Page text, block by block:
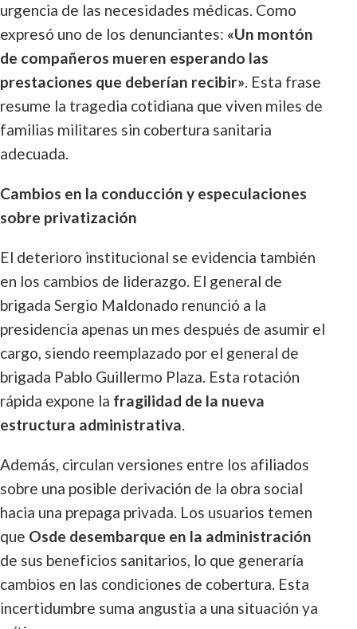
urgencia de las necesidades médicas. Como
expresó uno de los denunciantes: «Un montón
de compañeros mueren esperando las
prestaciones que deberían recibir». Esta frase
resume la tragedia cotidiana que viven miles de
familias militares sin cobertura sanitaria
adecuada.
Cambios en la conducción y especulaciones
sobre privatización
El deterioro institucional se evidencia también
en los cambios de liderazgo. El general de
brigada Sergio Maldonado renunció a la
presidencia apenas un mes después de asumir el
cargo, siendo reemplazado por el general de
brigada Pablo Guillermo Plaza. Esta rotación
rápida expone la fragilidad de la nueva
estructura administrativa.
Además, circulan versiones entre los afiliados
sobre una posible derivación de la obra social
hacia una prepaga privada. Los usuarios temen
que Osde desembarque en la administración
de sus beneficios sanitarios, lo que generaría
cambios en las condiciones de cobertura. Esta
incertidumbre suma angustia a una situación ya